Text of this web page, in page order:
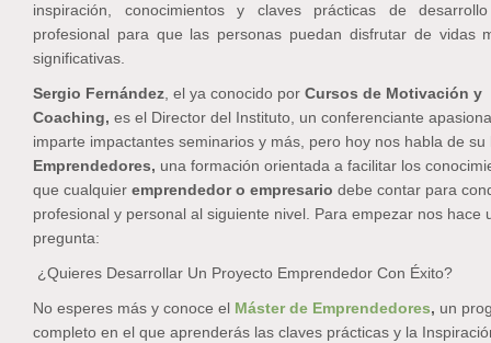
inspiración, conocimientos y claves prácticas de
profesional para que las personas puedan disfrutar de vidas
significativas.
Sergio Fernández, el ya conocido por Cursos de Motivación y
Coaching, es el Director del Instituto, un conferenciante
imparte impactantes seminarios y más, pero hoy nos habla de su
Emprendedores, una formación orientada a facilitar los
que cualquier emprendedor o empresario debe contar para
profesional y personal al siguiente nivel. Para empezar nos hace
pregunta:
¿Quieres Desarrollar Un Proyecto Emprendedor Con Éxito?
No esperes más y conoce el Máster de Emprendedores, un
completo en el que aprenderás las claves prácticas y la